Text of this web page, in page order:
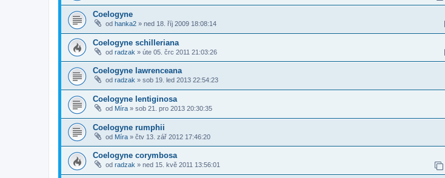
Coelogyne
od hanka2 » ned 18. říj 2009 18:08:14
Coelogyne schilleriana
od radzak » úte 05. črc 2011 21:03:26
Coelogyne lawrenceana
od radzak » sob 19. led 2013 22:54:23
Coelogyne lentiginosa
od Míra » sob 21. pro 2013 20:30:35
Coelogyne rumphii
od Míra » čtv 13. zář 2012 17:46:20
Coelogyne corymbosa
od radzak » ned 15. kvě 2011 13:56:01